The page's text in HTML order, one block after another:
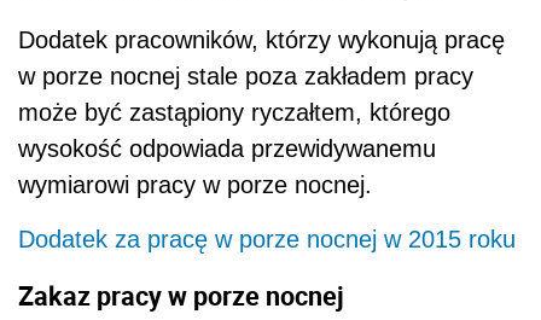
Dodatek pracowników, którzy wykonują pracę
w porze nocnej stale poza zakładem pracy
może być zastąpiony ryczałtem, którego
wysokość odpowiada przewidywanemu
wymiarowi pracy w porze nocnej.
Dodatek za pracę w porze nocnej w 2015 roku
Zakaz pracy w porze nocnej